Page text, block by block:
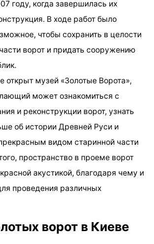
году, когда завершилась их
В ходе работ было
чтобы сохранить в целости
ворот и придать сооружению
открыт музей «Золотые Ворота»,
может ознакомиться с
и реконструкции ворот, узнать
об истории Древней Руси и
видом старинной части
пространство в проеме ворот
акустикой, благодаря чему и
проведения различных
ворот в Киеве